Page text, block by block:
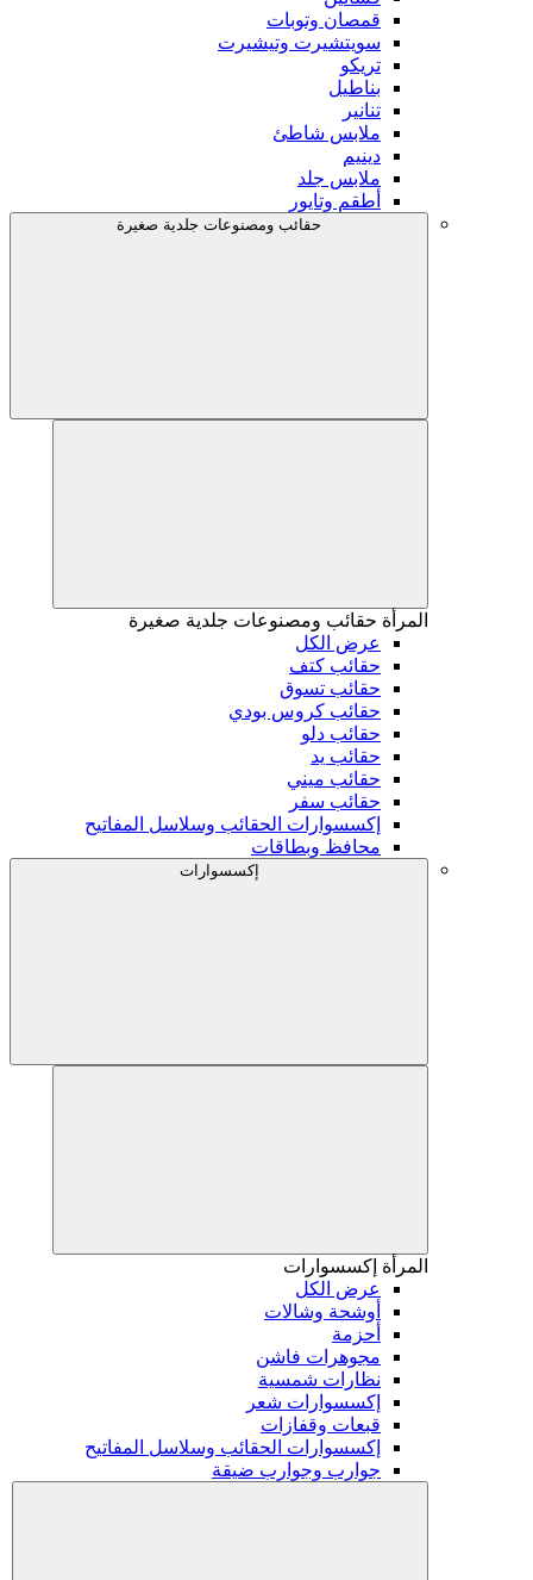
قمصان وتوبات
سويتشيرت وتيشيرت
تريكو
بناطيل
تنانير
ملابس شاطئ
دينيم
ملابس جلد
أطقم وتايور
حقائب ومصنوعات جلدية صغيرة
المرأة حقائب ومصنوعات جلدية صغيرة
عرض الكل
حقائب كتف
حقائب تسوق
حقائب كروس بودي
حقائب دلو
حقائب يد
حقائب ميني
حقائب سفر
إكسسوارات الحقائب وسلاسل المفاتيح
محافظ وبطاقات
إكسسوارات
المرأة إكسسوارات
عرض الكل
أوشحة وشالات
أحزمة
مجوهرات فاشن
نظارات شمسية
إكسسوارات شعر
قبعات وقفازات
إكسسوارات الحقائب وسلاسل المفاتيح
جوارب وجوارب ضيقة